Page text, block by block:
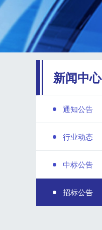
新闻中心
通知公告
行业动态
中标公告
招标公告